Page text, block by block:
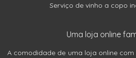
Serviço de vinho a copo
Uma loja online
A comodidade de uma loja online